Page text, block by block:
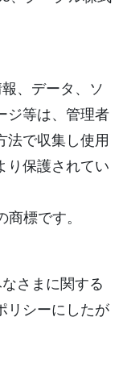
、データ、ソ
ジ等は、管理者
法で収集し使用
り保護されてい
標です。
さまに関する
リシーにしたが